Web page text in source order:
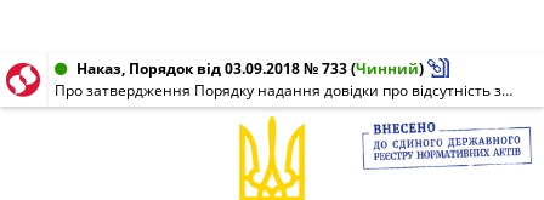
Наказ, Порядок від 03.09.2018 № 733(Чинний)
Про затвердження Порядку надання довідки про відсутність заборгованості з платежів, контроль за справлянням яких покладено на контролюючі органи